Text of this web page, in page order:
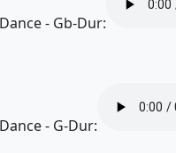
- Gb-Dur:
- G-Dur: